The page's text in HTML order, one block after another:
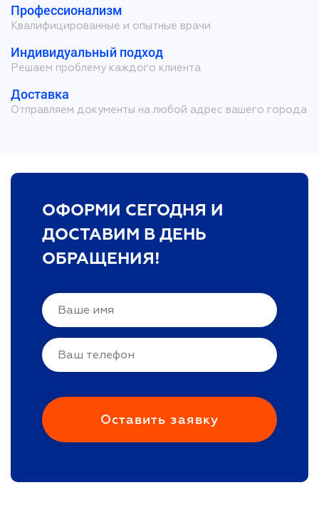
Профессионализм
Квалифицированные и опытные врачи
Индивидуальный подход
Решаем проблему каждого клиента
Доставка
Отправляем документы на любой адрес вашего города
ОФОРМИ СЕГОДНЯ И
ДОСТАВИМ В ДЕНЬ
ОБРАЩЕНИЯ!